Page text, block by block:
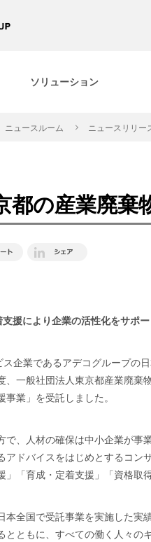
ソリューション
ニュースルーム ニュースリリー
都の産業廃棄
援により企業の活性化をサポ
ス企業であるアデコグループの
、一般社団法人東京都産業廃棄
事業」を受託しました。
で、人材の確保は中小企業が
アドバイスをはじめとするコン
」「育成・定着支援」「資格取
本全国で受託事業を実施した
とともに、すべての働く人々の